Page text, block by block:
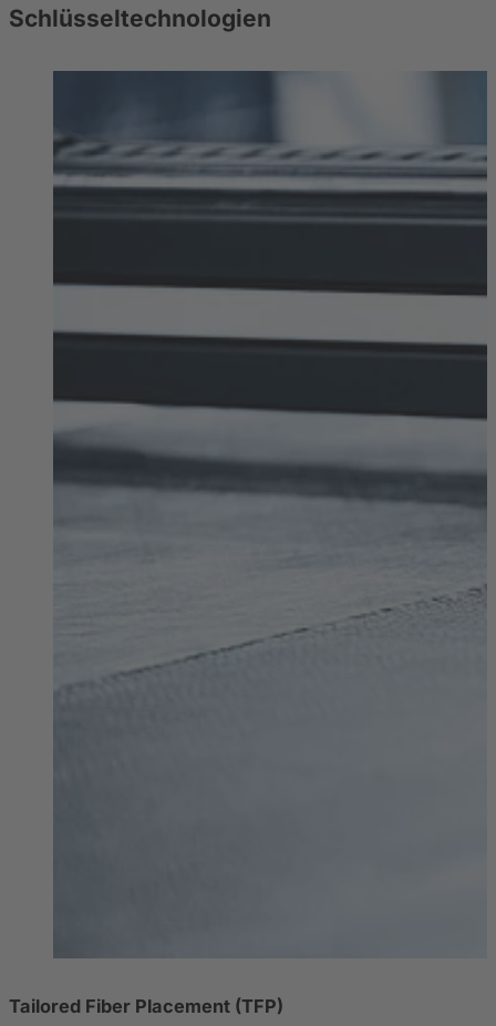
Schlüsseltechnologien
Tailored Fiber Placement (TFP)